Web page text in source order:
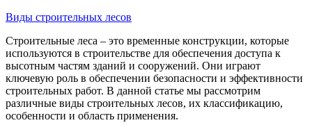
Виды строительных лесов
Строительные леса – это временные конструкции, которые
используются в строительстве для обеспечения доступа к
высотным частям зданий и сооружений. Они играют
ключевую роль в обеспечении безопасности и эффективности
строительных работ. В данной статье мы рассмотрим
различные виды строительных лесов, их классификацию,
особенности и область применения.